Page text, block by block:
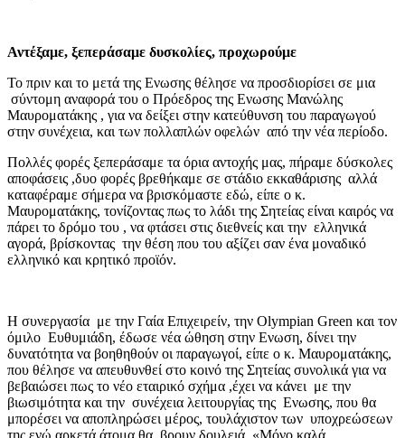
Αντέξαμε, ξεπεράσαμε δυσκολίες, προχωρούμε
Το πριν και το μετά της Ενωσης θέλησε να προσδιορίσει σε μια
σύντομη αναφορά του ο Πρόεδρος της Ενωσης Μανώλης
Μαυροματάκης , για να δείξει στην κατεύθυνση του παραγωγού
στην συνέχεια, και των πολλαπλών οφελών από την νέα περίοδο.
Πολλές φορές ξεπεράσαμε τα όρια αντοχής μας, πήραμε δύσκολες
αποφάσεις ,δυο φορές βρεθήκαμε σε στάδιο εκκαθάρισης αλλά
καταφέραμε σήμερα να βρισκόμαστε εδώ, είπε ο κ.
Μαυροματάκης, τονίζοντας πως το λάδι της Σητείας είναι καιρός να
πάρει το δρόμο του , να φτάσει στις διεθνείς και την ελληνικά
αγορά, βρίσκοντας την θέση που του αξίζει σαν ένα μοναδικό
ελληνικό και κρητικό προϊόν.
Η συνεργασία με την Γαία Επιχειρείν, την Olympian Green και τον
όμιλο Ευθυμιάδη, έδωσε νέα ώθηση στην Ενωση, δίνει την
δυνατότητα να βοηθηθούν οι παραγωγοί, είπε ο κ. Μαυροματάκης,
που θέλησε να απευθυνθεί στο κοινό της Σητείας συνολικά για να
βεβαιώσει πως το νέο εταιρικό σχήμα ,έχει να κάνει με την
βιωσιμότητα και την συνέχεια λειτουργίας της Ενωσης, που θα
μπορέσει να αποπληρώσει μέρος, τουλάχιστον των υποχρεώσεων
της ενώ αρκετά άτομα θα βρουν δουλειά. «Μόνο καλά